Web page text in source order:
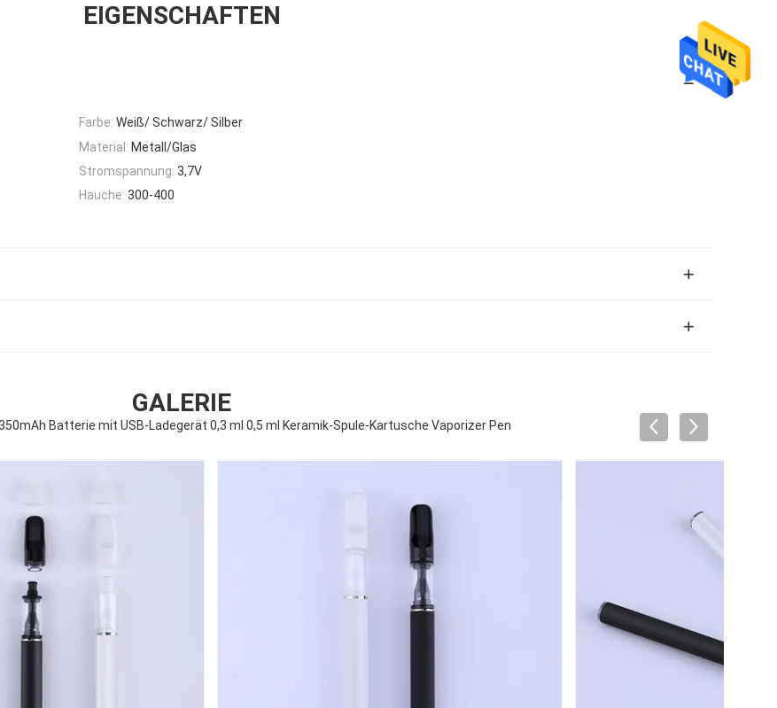
EIGENSCHAFTEN
Farbe: Weiß/ Schwarz/ Silber
Material: Metall/Glas
Stromspannung: 3,7V
Hauche: 300-400
GALERIE
Batterie mit USB-Ladegerät 0,3 ml 0,5 ml Keramik-Spule-Kartusche Vaporizer Pen